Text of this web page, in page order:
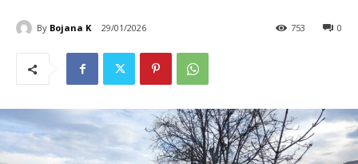
By Bojana K 29/01/2026 0
753